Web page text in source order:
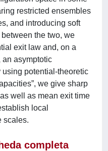
restricted ensembles
and introducing soft
the two, we
exit law and, on a
an asymptotic
potential-theoretic
we give sharp
well as mean exit time
local
scales.
completa